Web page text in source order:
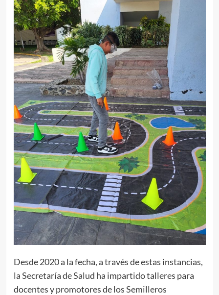
Desde 2020 a la fecha, a través de estas instancias,
la Secretaría de Salud ha impartido talleres para
docentes y promotores de los Semilleros